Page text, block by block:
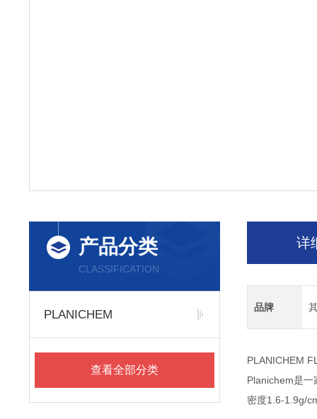
产品分类
CLASSIFICATION
PLANICHEM
查看全部分类
详
品牌
PLANICHEM
Planichem是一
密度1.6-1.9g/